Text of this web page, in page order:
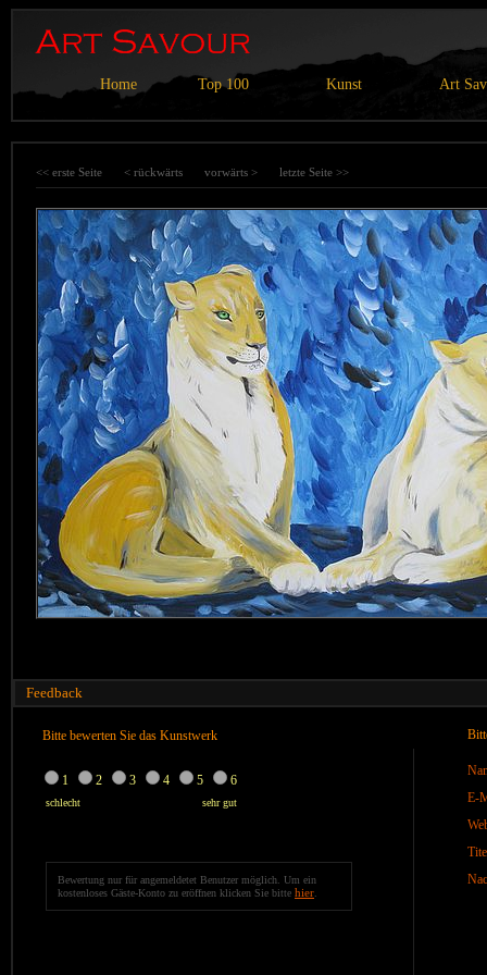
Home Top 100 Kunst Art
<< erste Seite < rückwärts vorwärts > letzte Seite >>
Feedback
Bitte bewerten Sie das Kunstwerk
1 2 3 4 5 6
schlecht sehr gut
Bewertung nur für angemeldetet Benutzer möglich. Um ein
kostenloses Gäste-Konto zu eröffnen klicken Sie bitte hier
E-